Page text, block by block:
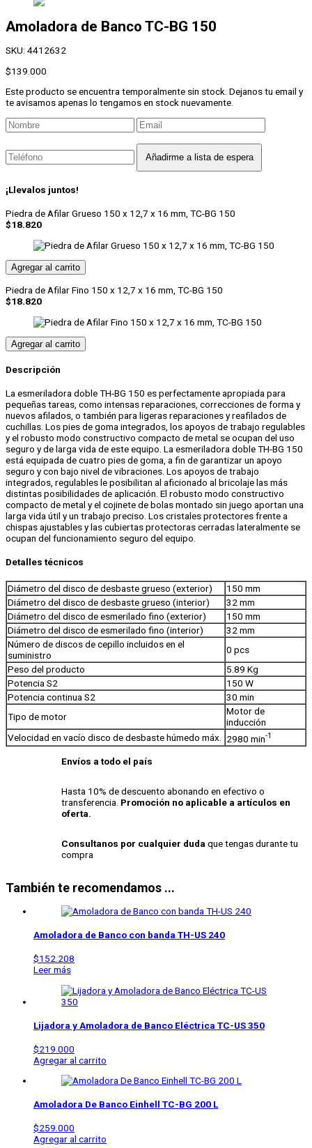
Amoladora de Banco TC-BG 150
SKU: 4412632
$139.000
Este producto se encuentra temporalmente sin stock. Dejanos tu email y
te avisamos apenas lo tengamos en stock nuevamente.
¡Llevalos juntos!
Piedra de Afilar Grueso 150 x 12,7 x 16 mm, TC-BG 150
$18.820
Agregar al carrito
Piedra de Afilar Fino 150 x 12,7 x 16 mm, TC-BG 150
$18.820
Agregar al carrito
Descripción
La esmeriladora doble TH-BG 150 es perfectamente apropiada para
pequeñas tareas, como intensas reparaciones, correcciones de forma y
nuevos afilados, o también para ligeras reparaciones y reafilados de
cuchillas. Los pies de goma integrados, los apoyos de trabajo regulables
y el robusto modo constructivo compacto de metal se ocupan del uso
seguro y de larga vida de este equipo. La esmeriladora doble TH-BG 150
está equipada de cuatro pies de goma, a fin de garantizar un apoyo
seguro y con bajo nivel de vibraciones. Los apoyos de trabajo
integrados, regulables le posibilitan al aficionado al bricolaje las más
distintas posibilidades de aplicación. El robusto modo constructivo
compacto de metal y el cojinete de bolas montado sin juego aportan una
larga vida útil y un trabajo preciso. Los cristales protectores frente a
chispas ajustables y las cubiertas protectoras cerradas lateralmente se
ocupan del funcionamiento seguro del equipo.
Detalles técnicos
Diámetro del disco de desbaste grueso (exterior)
150 mm
Diámetro del disco de desbaste grueso (interior)
32 mm
Diámetro del disco de esmerilado fino (exterior)
150 mm
Diámetro del disco de esmerilado fino (interior)
32 mm
Número de discos de cepillo incluidos en el
suministro
0 pcs
Peso del producto
5.89 Kg
Potencia S2
150 W
Potencia continua S2
30 min
Tipo de motor
Motor de
inducción
Velocidad en vacío disco de desbaste húmedo máx.
2980 min-1
Envíos a todo el país
Hasta 10% de descuento abonando en efectivo o
transferencia. Promoción no aplicable a artículos en
oferta.
Consultanos por cualquier duda que tengas durante tu
compra
También te recomendamos ...
Amoladora de Banco con banda TH-US 240
$152.208
Leer más
Lijadora y Amoladora de Banco Eléctrica TC-US 350
$219.000
Agregar al carrito
Amoladora De Banco Einhell TC-BG 200 L
$259.000
Agregar al carrito